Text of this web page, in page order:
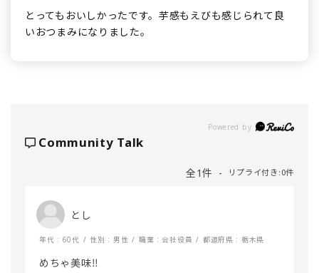
とってもおいしかったです。芋感もえびも感じられて良
いおつまみになりました。
Powered by
Community Talk
全1件 リプライ付き:0件
とし
年代 : 60代 性別 : 男性 職業 : 会社役員 都道府県 : 栃木県
めちゃ美味‼️